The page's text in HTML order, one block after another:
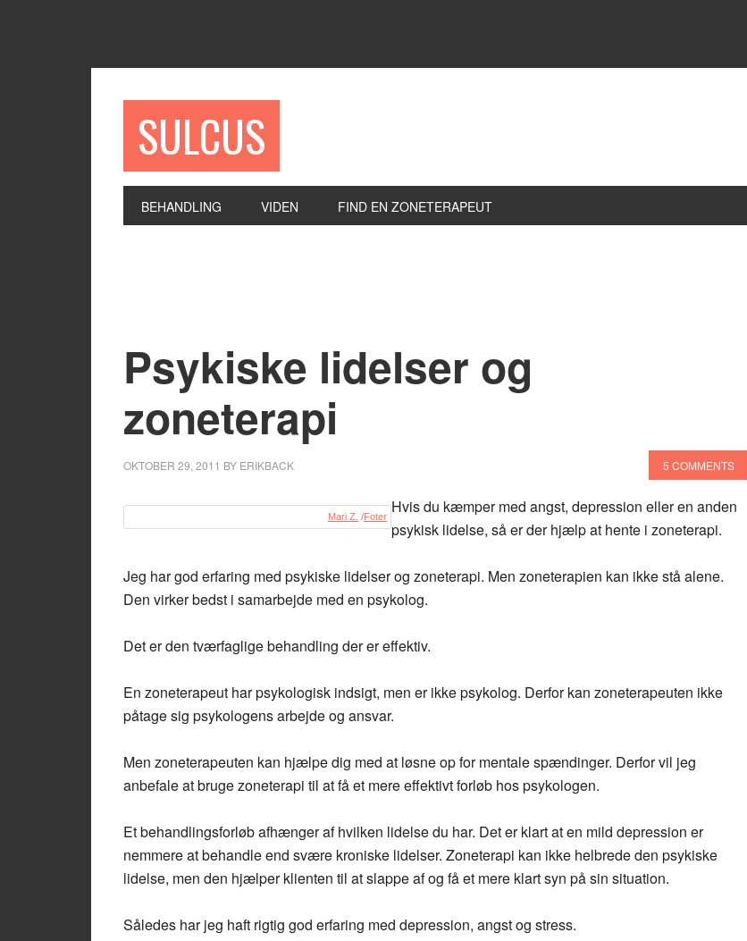
SULCUS
BEHANDLING VIDEN FIND EN ZONETERAPEUT
Psykiske lidelser og
zoneterapi
OKTOBER 29, 2011 BY ERIKBACK 5 COMMENTS
Mari Z. /Foter Hvis du kæmper med angst, depression eller en anden
psykisk lidelse, så er der hjælp at hente i zoneterapi.
Jeg har god erfaring med psykiske lidelser og zoneterapi. Men zoneterapien kan ikke stå alene.
Den virker bedst i samarbejde med en psykolog.
Det er den tværfaglige behandling der er effektiv.
En zoneterapeut har psykologisk indsigt, men er ikke psykolog. Derfor kan zoneterapeuten ikke
påtage sig psykologens arbejde og ansvar.
Men zoneterapeuten kan hjælpe dig med at løsne op for mentale spændinger. Derfor vil jeg
anbefale at bruge zoneterapi til at få et mere effektivt forløb hos psykologen.
Et behandlingsforløb afhænger af hvilken lidelse du har. Det er klart at en mild depression er
nemmere at behandle end svære kroniske lidelser. Zoneterapi kan ikke helbrede den psykiske
lidelse, men den hjælper klienten til at slappe af og få et mere klart syn på sin situation.
Således har jeg haft rigtig god erfaring med depression, angst og stress.